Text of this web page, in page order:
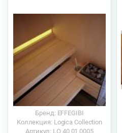
Бренд: EFFEGIBI
Коллекция: Logica Collection
Артикул: LO 40 01 0005